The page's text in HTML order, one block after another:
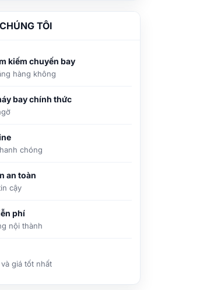
TÔI
kiếm chuyến bay
hàng không
bay chính thức
chóng
an toàn
cậy
phí
nội thành
giá tốt nhất